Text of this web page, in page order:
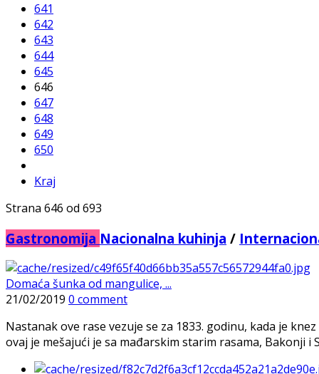
641
642
643
644
645
646
647
648
649
650
Kraj
Strana 646 od 693
Gastronomija Nacionalna kuhinja /
Domaća šunka od mangulice, ...
21/02/2019 0 comment
Nastanak ove rase vezuje se za 1833. godinu, kada je
ovaj je mešajući je sa mađarskim starim rasama, Bakonji i